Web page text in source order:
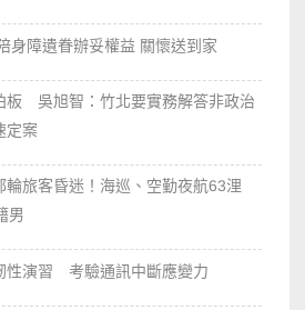
身障遺眷辦妥權益 關懷送到家
板 吳旭智：竹北要實務解答非政治
定案
輪旅客昏迷！海巡、空勤夜航63浬
男
性演習 考驗通訊中斷應變力